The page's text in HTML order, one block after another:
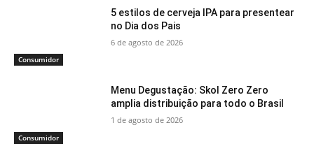
Consumidor
5 estilos de cerveja IPA para presentear
no Dia dos Pais
6 de agosto de 2026
Consumidor
Menu Degustação: Skol Zero Zero
amplia distribuição para todo o Brasil
1 de agosto de 2026